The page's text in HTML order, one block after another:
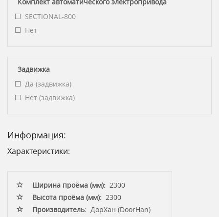
SECTIONAL-800
Нет
Задвижка
Да (задвижка)
Нет (задвижка)
Информация:
Характеристики:
Ширина проёма (мм): 2300
Высота проёма (мм): 2300
Производитель: ДорХан (DoorHan)